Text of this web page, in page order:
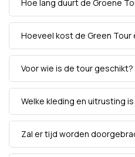
Hoe lang duurt de Groene
Hoeveel kost de Green
Voor wie is de tour geschikt?
Welke kleding en uitrusting
Zal er tijd worden